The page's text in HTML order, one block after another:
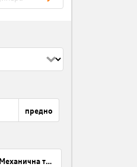
предно
Механична трансмисия